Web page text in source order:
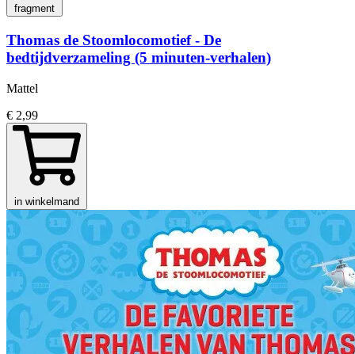
fragment
Thomas de Stoomlocomotief - De
bedtijdverzameling (5 minuten-verhalen)
Mattel
€ 2,99
in winkelmand